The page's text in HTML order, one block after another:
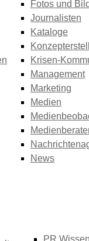
Fotos und
Journalisten
Kataloge
Krisen-
Management
Marketing
Medien
News
PR